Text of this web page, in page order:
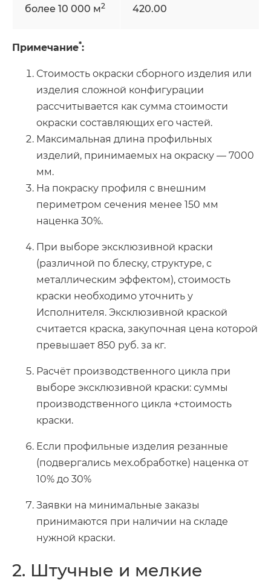
более 10 000 м2 420.00
Примечание*:
Стоимость окраски сборного изделия или
изделия сложной конфигурации
рассчитывается как сумма стоимости
окраски составляющих его частей.
Максимальная длина профильных
изделий, принимаемых на окраску — 7000
мм.
На покраску профиля с внешним
периметром сечения менее 150 мм
наценка 30%.
При выборе эксклюзивной краски
(различной по блеску, структуре, с
металлическим эффектом), стоимость
краски необходимо уточнить у
Исполнителя. Эксклюзивной краской
считается краска, закупочная цена которой
превышает 850 руб. за кг.
Расчёт производственного цикла при
выборе эксклюзивной краски: суммы
производственного цикла +стоимость
краски.
Если профильные изделия резанные
(подвергались мех.обработке) наценка от
10% до 30%
Заявки на минимальные заказы
принимаются при наличии на складе
нужной краски.
2. Штучные и мелкие